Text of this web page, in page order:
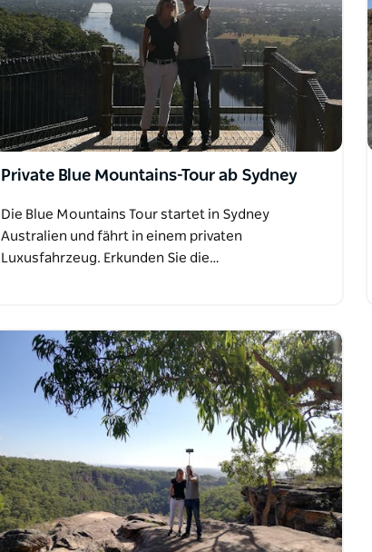
Private Blue Mountains-Tour ab Sydney
Die Blue Mountains Tour startet in Sydney
Australien und fährt in einem privaten
Luxusfahrzeug. Erkunden Sie die…